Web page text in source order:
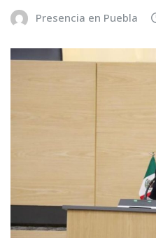
Presencia en Puebla